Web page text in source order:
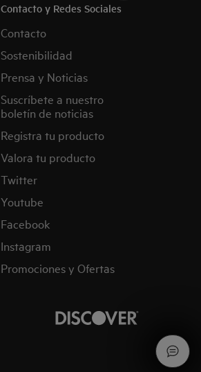
Contacto y Redes Sociales
Contacto
Sostenibilidad
Prensa y Noticias
Suscríbete a nuestro
boletín de noticias
Registra tu producto
Valora tu producto
Twitter
Youtube
Facebook
Instagram
Promociones y Ofertas